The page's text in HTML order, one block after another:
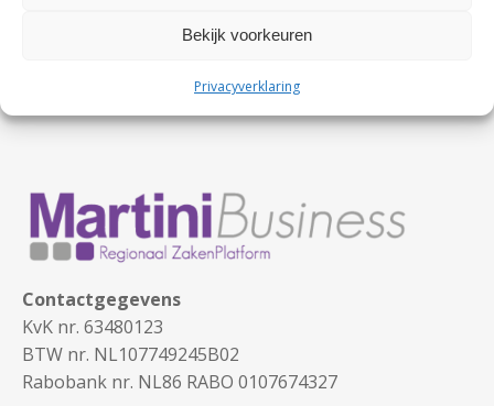
Bekijk voorkeuren
Privacyverklaring
Contactgegevens
KvK nr. 63480123
BTW nr. NL107749245B02
Rabobank nr. NL86 RABO 0107674327